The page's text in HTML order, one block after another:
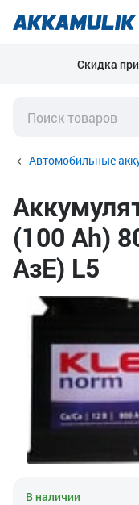
Скидка
Автомобильные
(100 Ah)
АзЕ) L5
В наличии